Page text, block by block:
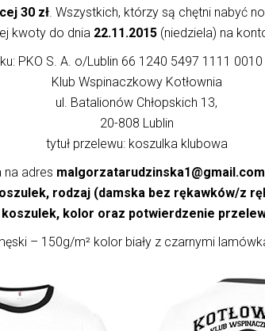
30 zł. Wszystkich, którzy są chętni nabyć
kwoty do dnia 22.11.2015 (niedziela) na
PKO S. A. o/Lublin 66 1240 5497 1111
Klub Wspinaczkowy Kotłownia
ul. Batalionów Chłopskich 13,
20-808 Lublin
tytuł przelewu: koszulka klubowa
na adres malgorzatarudzinska1@gmail.com
rodzaj (damska bez rękawków/z
kolor oraz potwierdzenie
– 150g/m² kolor biały z czarnymi